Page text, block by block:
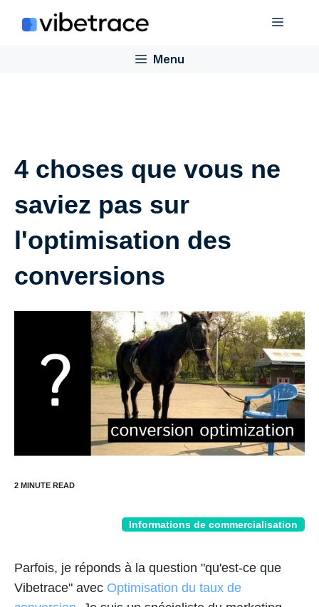
Menu
Menu
4 choses que vous ne
saviez pas sur
l'optimisation des
conversions
Informations de commercialisation
Parfois, je réponds à la question "qu'est-ce que
Vibetrace" avec Optimisation du taux de